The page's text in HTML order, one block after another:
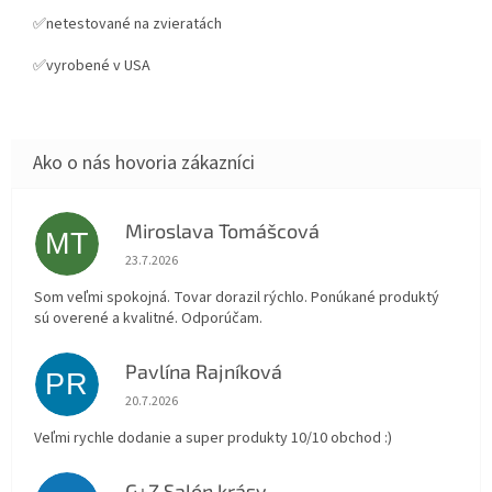
✅netestované na zvieratách
✅vyrobené v USA
MT Miroslava Tomášcová
Hodnotenie obchodu je 5 z 5 hviezdičiek.
23.7.2026
Som veľmi spokojná. Tovar dorazil rýchlo. Ponúkané produktý
sú overené a kvalitné. Odporúčam.
PR Pavlína Rajníková
Hodnotenie obchodu je 5 z 5 hviezdičiek.
20.7.2026
Veľmi rychle dodanie a super produkty 10/10 obchod :)